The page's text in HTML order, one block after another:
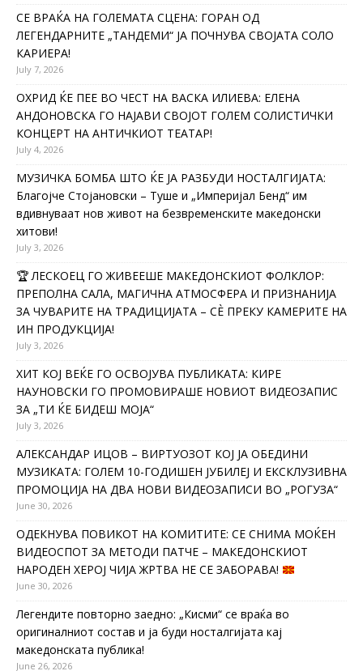
СЕ ВРАЌА НА ГОЛЕМАТА СЦЕНА: ГОРАН ОД
ЛЕГЕНДАРНИТЕ „ТАНДЕМИ“ ЈА ПОЧНУВА СВОЈАТА СОЛО
КАРИЕРА!
July 7, 2026
ОХРИД ЌЕ ПЕЕ ВО ЧЕСТ НА ВАСКА ИЛИЕВА: ЕЛЕНА
АНДОНОВСКА ГО НАЈАВИ СВОЈОТ ГОЛЕМ СОЛИСТИЧКИ
КОНЦЕРТ НА АНТИЧКИОТ ТЕАТАР!
July 4, 2026
МУЗИЧКА БОМБА ШТО ЌЕ ЈА РАЗБУДИ НОСТАЛГИЈАТА:
Благојче Стојановски – Туше и „Империјал Бенд“ им
вдивнуваат нов живот на безвременските македонски
хитови!
July 3, 2026
🏆 ЛЕСКОЕЦ ГО ЖИВЕЕШЕ МАКЕДОНСКИОТ ФОЛКЛОР:
ПРЕПОЛНА САЛА, МАГИЧНА АТМОСФЕРА И ПРИЗНАНИЈА
ЗА ЧУВАРИТЕ НА ТРАДИЦИЈАТА – СÈ ПРЕКУ КАМЕРИТЕ НА
ИН ПРОДУКЦИЈА!
July 3, 2026
ХИТ КОЈ ВЕЌЕ ГО ОСВОЈУВА ПУБЛИКАТА: КИРЕ
НАУНОВСКИ ГО ПРОМОВИРАШЕ НОВИОТ ВИДЕОЗАПИС
ЗА „ТИ ЌЕ БИДЕШ МОЈА“
July 3, 2026
АЛЕКСАНДАР ИЦОВ – ВИРТУОЗОТ КОЈ ЈА ОБЕДИНИ
МУЗИКАТА: ГОЛЕМ 10-ГОДИШЕН ЈУБИЛЕЈ И ЕКСКЛУЗИВНА
ПРОМОЦИЈА НА ДВА НОВИ ВИДЕОЗАПИСИ ВО „РОГУЗА“
June 30, 2026
ОДЕКНУВА ПОВИКОТ НА КОМИТИТЕ: СЕ СНИМА МОЌЕН
ВИДЕОСПОТ ЗА МЕТОДИ ПАТЧЕ – МАКЕДОНСКИОТ
НАРОДЕН ХЕРОЈ ЧИЈА ЖРТВА НЕ СЕ ЗАБОРАВА!
June 30, 2026
Легендите повторно заедно: „Кисми“ се враќа во
оригиналниот состав и ја буди носталгијата кај
македонската публика!
June 26, 2026